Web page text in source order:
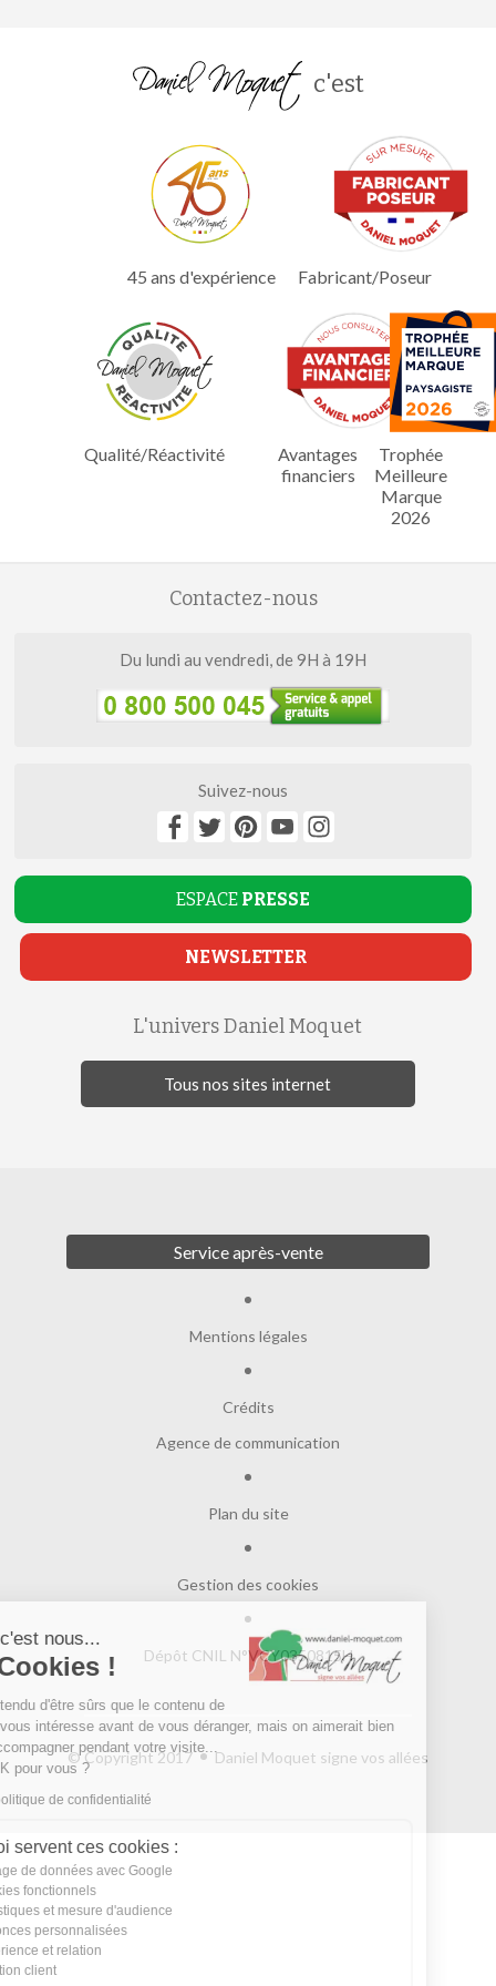
c'est
45 ans d'expérience Fabricant/Poseur
Qualité/Réactivité
Avantages
financiers
Trophée
Meilleure
Marque
2026
Contactez-nous
Du lundi au vendredi, de 9H à 19H
Suivez-nous
ESPACE PRESSE
NEWSLETTER
L'univers Daniel Moquet
Tous nos sites internet
Service après-vente
Mentions légales
Crédits
Agence de communication
Plan du site
Gestion des cookies
Dépôt CNIL N°VCY0350815H
© Copyright 2017 Daniel Moquet signe vos allées
Salut c'est nous...
les Cookies !
On a attendu d'être sûrs que le contenu de
ce site vous intéresse avant de vous déranger, mais on aimerait bien
vous accompagner pendant votre visite...
C'est OK pour vous ?
Lire la politique de confidentialité
À quoi servent ces cookies :
Partage de données avec Google
Cookies fonctionnels
Statistiques et mesure d'audience
Annonces personnalisées
Expérience et relation
Relation client